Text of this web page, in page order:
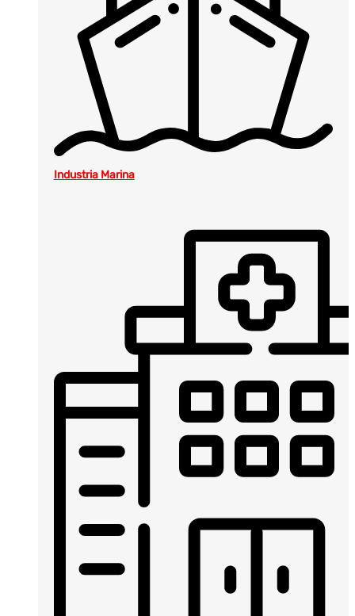
Industria Marina